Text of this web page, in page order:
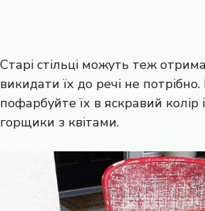
Старі стільці можуть теж
викидати їх до речі не
пофарбуйте їх в яскравий колір
горщики з квітами.